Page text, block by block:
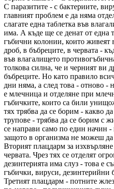
С паразитите - с бактериите,
главният проблем е да няма
слагате една таблетка във
има. А къде ще се денат от една
гъбични колонии, които живеят
дроб, в бъбреците, в червата -
във влагалището
толкова силна, че и черният ви
бъбреците. Но като правило
дни няма, а след това - отново -
е млечница и отделяне при
гъбичките, които са били
тях трябва да се борим - какво
трупове - трябва да се борим с
се направи само по един начин
защото в организма не можеш
Вторият плацдарм за
червата. Чрез тях се отделят
дезинтерията има слуз - това е
гъбички, вируси, дезинтерийни
Третият плацдарм - потните